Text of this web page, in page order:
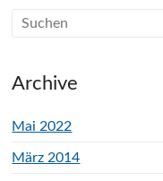
Archive
Mai 2022
März 2014